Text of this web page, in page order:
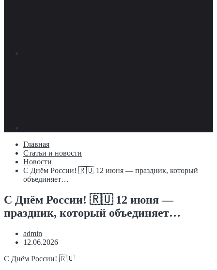
Главная
Статьи и новости
Новости
С Днём России! 🇷🇺 12 июня — праздник, который
объединяет…
С Днём России! 🇷🇺 12 июня —
праздник, который объединяет…
admin
12.06.2026
С Днём России! 🇷🇺